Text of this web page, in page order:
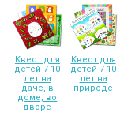
Квест для
детей 7-10
лет на
даче, в
доме, во
дворе
Квест для
детей 7-10
лет на
природе